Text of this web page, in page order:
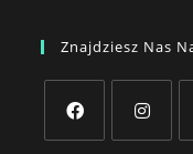
Znajdziesz Nas